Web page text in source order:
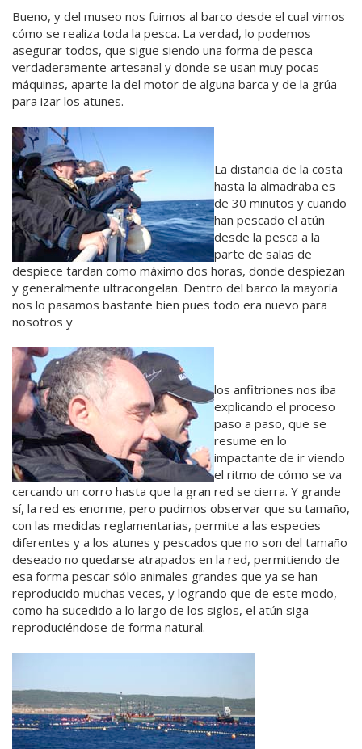
Bueno, y del museo nos fuimos al barco desde el cual vimos
cómo se realiza toda la pesca. La verdad, lo podemos
asegurar todos, que sigue siendo una forma de pesca
verdaderamente artesanal y donde se usan muy pocas
máquinas, aparte la del motor de alguna barca y de la grúa
para izar los atunes.
La distancia de la costa
hasta la almadraba es
de 30 minutos y cuando
han pescado el atún
desde la pesca a la
parte de salas de
despiece tardan como máximo dos horas, donde despiezan
y generalmente ultracongelan. Dentro del barco la mayoría
nos lo pasamos bastante bien pues todo era nuevo para
nosotros y
los anfitriones nos iba
explicando el proceso
paso a paso, que se
resume en lo
impactante de ir viendo
el ritmo de cómo se va
cercando un corro hasta que la gran red se cierra. Y grande
sí, la red es enorme, pero pudimos observar que su tamaño,
con las medidas reglamentarias, permite a las especies
diferentes y a los atunes y pescados que no son del tamaño
deseado no quedarse atrapados en la red, permitiendo de
esa forma pescar sólo animales grandes que ya se han
reproducido muchas veces, y logrando que de este modo,
como ha sucedido a lo largo de los siglos, el atún siga
reproduciéndose de forma natural.